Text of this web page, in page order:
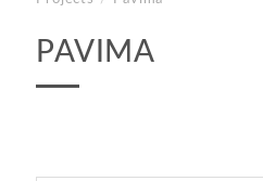
PAVIMA